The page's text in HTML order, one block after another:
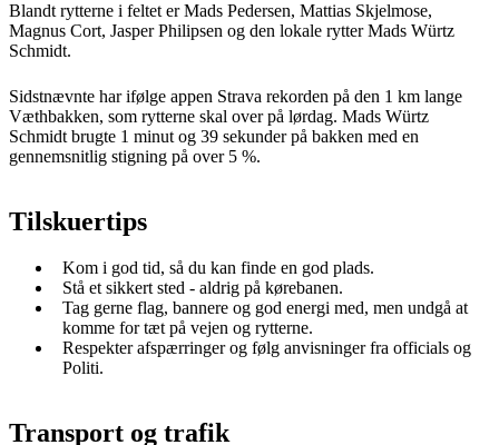
Blandt rytterne i feltet er Mads Pedersen, Mattias Skjelmose,
Magnus Cort, Jasper Philipsen og den lokale rytter Mads Würtz
Schmidt.
Sidstnævnte har ifølge appen Strava rekorden på den 1 km lange
Væthbakken, som rytterne skal over på lørdag. Mads Würtz
Schmidt brugte 1 minut og 39 sekunder på bakken med en
gennemsnitlig stigning på over 5 %.
Tilskuertips
Kom i god tid, så du kan finde en god plads.
Stå et sikkert sted - aldrig på kørebanen.
Tag gerne flag, bannere og god energi med, men undgå at
komme for tæt på vejen og rytterne.
Respekter afspærringer og følg anvisninger fra officials og
Politi.
Transport og trafik